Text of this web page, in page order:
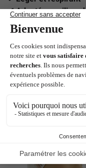
✔ Adapté au milieu
✔ Maintien
Articles